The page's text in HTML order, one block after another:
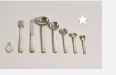
hinzufügen
Meiner